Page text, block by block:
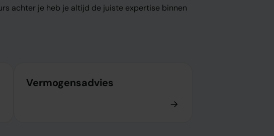
achter je heb je altijd de juiste expertise binnen
Vermogensadvies